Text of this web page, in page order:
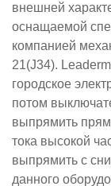
внешней
оснащаемой
компанией
21(J34).
городское
потом
выпрямить
тока высокой
выпрямить с
данного